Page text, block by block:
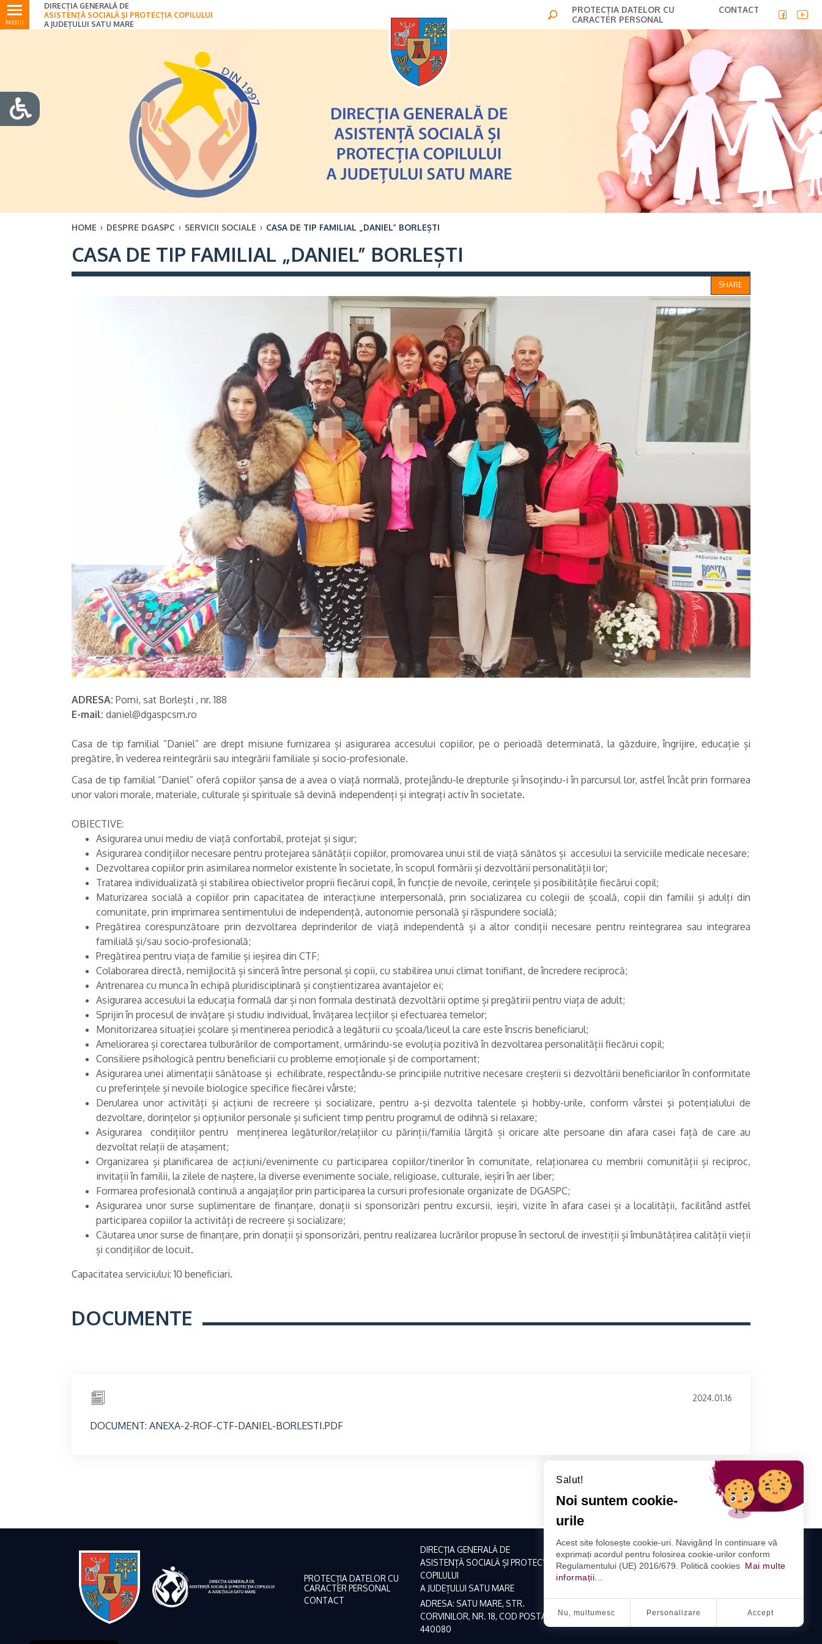
MENU
DIRECȚIA GENERALĂ DE
ASISTENȚĂ SOCIALĂ ȘI PROTECȚIA COPILULUI
A JUDEȚULUI SATU MARE
PROTECȚIA DATELOR CU
CARACTER PERSONAL
CONTACT
HOME › DESPRE DGASPC › SERVICII SOCIALE › CASA DE TIP FAMILIAL „DANIEL” BORLEȘTI
CASA DE TIP FAMILIAL „DANIEL” BORLEȘTI
SHARE
ADRESA: Pomi, sat Borleşti , nr. 188
E-mail: daniel@dgaspcsm.ro
Casa de tip familial ”Daniel” are drept misiune furnizarea și asigurarea accesului copiilor, pe o perioadă determinată, la găzduire, îngrijire, educație și
pregătire, în vederea reintegrării sau integrării familiale și socio-profesionale.
Casa de tip familial ”Daniel” oferă copiilor șansa de a avea o viață normală, protejându-le drepturile și însoțindu-i în parcursul lor, astfel încât prin formarea
unor valori morale, materiale, culturale și spirituale să devină independenți și integrați activ în societate.
OBIECTIVE:
Asigurarea unui mediu de viață confortabil, protejat și sigur;
Asigurarea condițiilor necesare pentru protejarea sănătății copiilor, promovarea unui stil de viață sănătos și accesului la serviciile medicale necesare;
Dezvoltarea copiilor prin asimilarea normelor existente în societate, în scopul formării și dezvoltării personalității lor;
Tratarea individualizată și stabilirea obiectivelor proprii fiecărui copil, în funcție de nevoile, cerințele și posibilitățile fiecărui copil;
Maturizarea socială a copiilor prin capacitatea de interacțiune interpersonală, prin socializarea cu colegii de școală, copii din familii și adulți din
comunitate, prin imprimarea sentimentului de independență, autonomie personală și răspundere socială;
Pregătirea corespunzătoare prin dezvoltarea deprinderilor de viață independentă și a altor condiții necesare pentru reintegrarea sau integrarea
familială și/sau socio-profesională;
Pregătirea pentru viața de familie și ieșirea din CTF;
Colaborarea directă, nemijlocită și sinceră între personal și copii, cu stabilirea unui climat tonifiant, de încredere reciprocă;
Antrenarea cu munca în echipă pluridisciplinară și conștientizarea avantajelor ei;
Asigurarea accesului la educația formală dar și non formala destinată dezvoltării optime și pregătirii pentru viața de adult;
Sprijin în procesul de invățare și studiu individual, învățarea lecțiilor și efectuarea temelor;
Monitorizarea situației școlare și mentinerea periodică a legăturii cu școala/liceul la care este înscris beneficiarul;
Ameliorarea și corectarea tulburărilor de comportament, urmărindu-se evoluția pozitivă în dezvoltarea personalității fiecărui copil;
Consiliere psihologică pentru beneficiarii cu probleme emoționale și de comportament;
Asigurarea unei alimentații sănătoase și echilibrate, respectându-se principiile nutritive necesare creșterii si dezvoltării beneficiarilor în conformitate
cu preferințele și nevoile biologice specifice fiecărei vârste;
Derularea unor activități și acțiuni de recreere și socializare, pentru a-şi dezvolta talentele şi hobby-urile, conform vârstei şi potenţialului de
dezvoltare, dorinţelor şi opţiunilor personale și suficient timp pentru programul de odihnă si relaxare;
Asigurarea condițiilor pentru menținerea legăturilor/relațiilor cu părinții/familia lărgită și oricare alte persoane din afara casei față de care au
dezvoltat relații de atașament;
Organizarea și planificarea de acțiuni/evenimente cu participarea copiilor/tinerilor în comunitate, relaționarea cu membrii comunității și reciproc,
invitații în familii, la zilele de naștere, la diverse evenimente sociale, religioase, culturale, ieșiri în aer liber;
Formarea profesională continuă a angajaților prin participarea la cursuri profesionale organizate de DGASPC;
Asigurarea unor surse suplimentare de finanțare, donații si sponsorizări pentru excursii, ieșiri, vizite în afara casei și a localității, facilitând astfel
participarea copiilor la activități de recreere și socializare;
Căutarea unor surse de finanțare, prin donații și sponsorizări, pentru realizarea lucrărilor propuse în sectorul de investiții și îmbunătățirea calității vieții
și condițiilor de locuit.
Capacitatea serviciului: 10 beneficiari.
DOCUMENTE
2024.01.16
DOCUMENT: ANEXA-2-ROF-CTF-DANIEL-BORLESTI.PDF
PROTECȚIA DATELOR CU
CARACTER PERSONAL
CONTACT
DIRECȚIA GENERALĂ DE
ASISTENȚĂ SOCIALĂ ȘI PROTECȚIA
COPILULUI
A JUDEȚULUI SATU MARE
ADRESA: SATU MARE, STR.
CORVINILOR, NR. 18, COD POSTAL
440080
Contact
Salut!
Noi suntem cookie-
urile
Acest site folosește cookie-uri. Navigând în continuare vă
exprimați acordul pentru folosirea cookie-urilor conform
Regulamentului (UE) 2016/679. Politică cookies
Mai multe
informații...
Nu, multumesc Personalizare Accept